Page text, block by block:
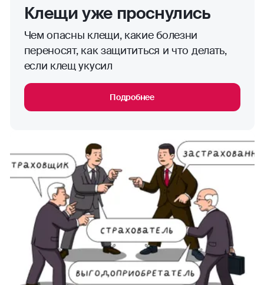
Клещи уже проснулись
Чем опасны клещи, какие болезни
переносят, как защититься и что делать,
если клещ укусил
Подробнее